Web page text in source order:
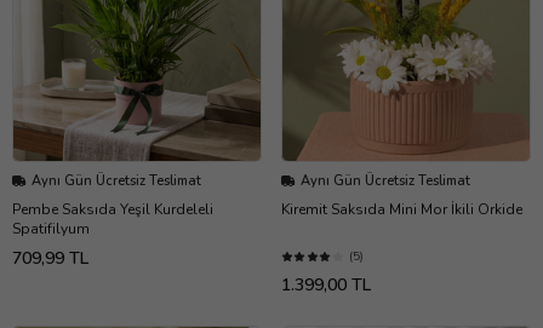
Aynı Gün Ücretsiz Teslimat
Pembe Saksıda Yeşil Kurdeleli
Spatifilyum
709,99 TL
Aynı Gün Ücretsiz Teslimat
Kiremit Saksıda Mini Mor İkili Orkide
(5)
1.399,00 TL